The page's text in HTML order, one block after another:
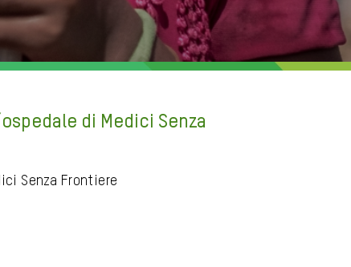
di Medici Senza
Senza Frontiere